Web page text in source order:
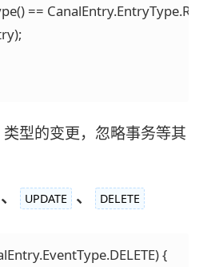
==
类型的变更，忽略事务等其
、 UPDATE 、 DELETE
{